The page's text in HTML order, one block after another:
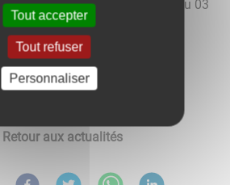
des Services Techniques au 03
www.auxonne.fr/jardins-
Retour aux actualités
Tout accepter
Tout refuser
Personnaliser